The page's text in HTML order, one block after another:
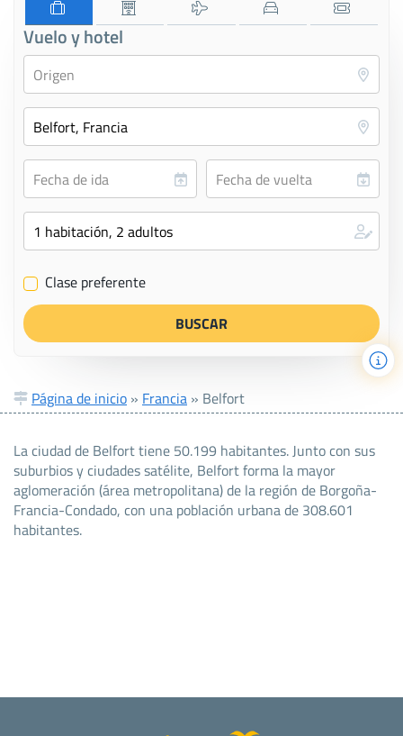
Vuelo y hotel
✔ Clase preferente
Página de inicio » Francia » Belfort
La ciudad de Belfort tiene 50.199 habitantes. Junto con sus
suburbios y ciudades satélite, Belfort forma la mayor
aglomeración (área metropolitana) de la región de Borgoña-
Francia-Condado, con una población urbana de 308.601
habitantes.